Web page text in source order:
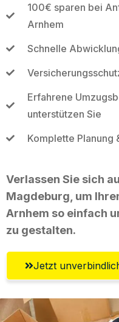
100€ sparen bei
Arnhem
Schnelle
Erfahrene
unterstützen Sie
Komplette Planung
Verlassen Sie sich
Magdeburg, um
Arnhem so einfach
zu gestalten.
Jetzt